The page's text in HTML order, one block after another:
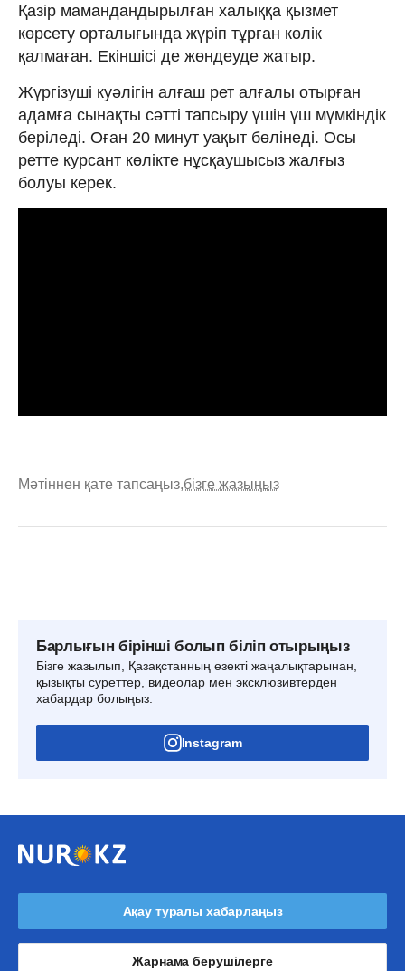
Қазір мамандандырылған халыққа қызмет
көрсету орталығында жүріп тұрған көлік
қалмаған. Екіншісі де жөндеуде жатыр.
Жүргізуші куәлігін алғаш рет алғалы отырған
адамға сынақты сәтті тапсыру үшін үш мүмкіндік
беріледі. Оған 20 минут уақыт бөлінеді. Осы
ретте курсант көлікте нұсқаушысыз жалғыз
болуы керек.
Мәтіннен қате тапсаңыз,бізге жазыңыз
Барлығын бірінші болып біліп отырыңыз
Бізге жазылып, Қазақстанның өзекті жаңалықтарынан,
қызықты суреттер, видеолар мен эксклюзивтерден
хабардар болыңыз.
Instagram
Ақау туралы хабарлаңыз
Жарнама берушілерге